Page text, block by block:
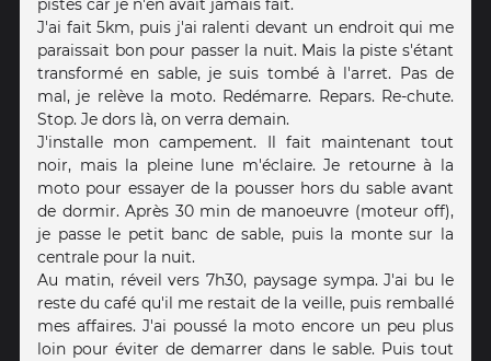
pistes car je n'en avait jamais fait.
J'ai fait 5km, puis j'ai ralenti devant un endroit qui me
paraissait bon pour passer la nuit. Mais la piste s'étant
transformé en sable, je suis tombé à l'arret. Pas de
mal, je relève la moto. Redémarre. Repars. Re-chute.
Stop. Je dors là, on verra demain.
J'installe mon campement. Il fait maintenant tout
noir, mais la pleine lune m'éclaire. Je retourne à la
moto pour essayer de la pousser hors du sable avant
de dormir. Après 30 min de manoeuvre (moteur off),
je passe le petit banc de sable, puis la monte sur la
centrale pour la nuit.
Au matin, réveil vers 7h30, paysage sympa. J'ai bu le
reste du café qu'il me restait de la veille, puis remballé
mes affaires. J'ai poussé la moto encore un peu plus
loin pour éviter de demarrer dans le sable. Puis tout